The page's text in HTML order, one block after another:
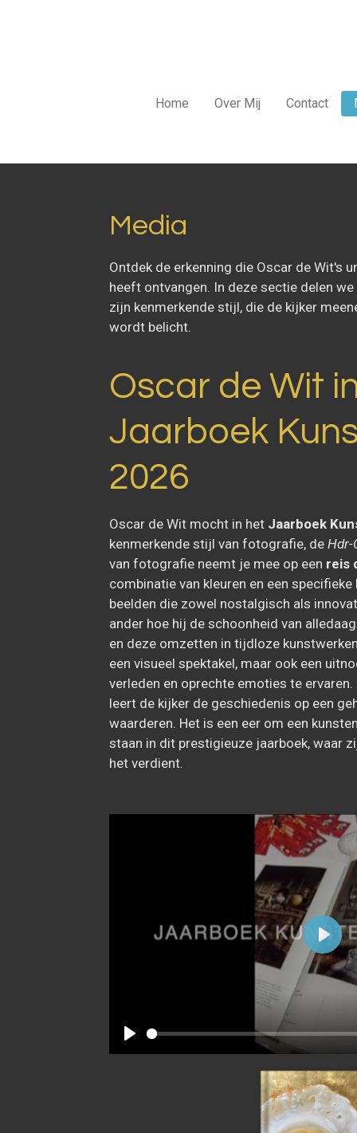
Home Over Mij Contact
Media
Ontdek de erkenning die Oscar de Wit's
heeft ontvangen. In deze sectie delen
zijn kenmerkende stijl, die de kijker
wordt belicht.
Oscar de Wit
Jaarboek
2026
Oscar de Wit mocht in het Jaarboek
kenmerkende stijl van fotografie, de Hdr-
van fotografie neemt je mee op een reis
combinatie van kleuren en een
beelden die zowel nostalgisch als
ander hoe hij de schoonheid van
en deze omzetten in tijdloze
een visueel spektakel, maar ook een
verleden en oprechte emoties te
leert de kijker de geschiedenis op een
waarderen. Het is een eer om een
staan in dit prestigieuze jaarboek, waar
het verdient.
P
P
l